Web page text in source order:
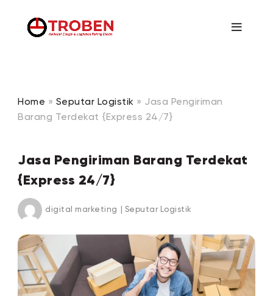
Home » Seputar Logistik » Jasa Pengiriman
Barang Terdekat {Express 24/7}
Jasa Pengiriman Barang Terdekat
{Express 24/7}
digital marketing Seputar Logistik